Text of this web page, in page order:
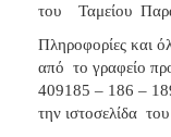
του
Ταμείου
Πληροφορίες και
από το γραφείο
409185 – 186 –
την ιστοσελίδα